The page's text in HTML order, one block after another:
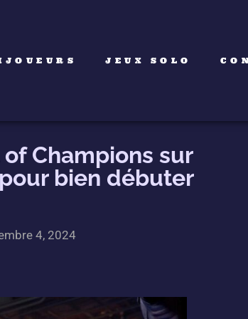
JEUX SOLO
Champions sur
bien débuter
4, 2024